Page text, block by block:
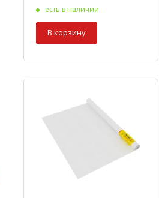
есть в наличии
В корзину